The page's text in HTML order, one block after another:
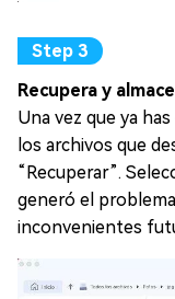
Recupera y
Una vez que ya
los archivos que
“Recuperar”.
generó el
inconvenientes